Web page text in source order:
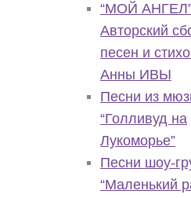
“МОЙ
Авторский
песен и
Анны ИВЫ
Песни из
“Голливуд на
Лукоморье”
Песни шоу-
“Маленький